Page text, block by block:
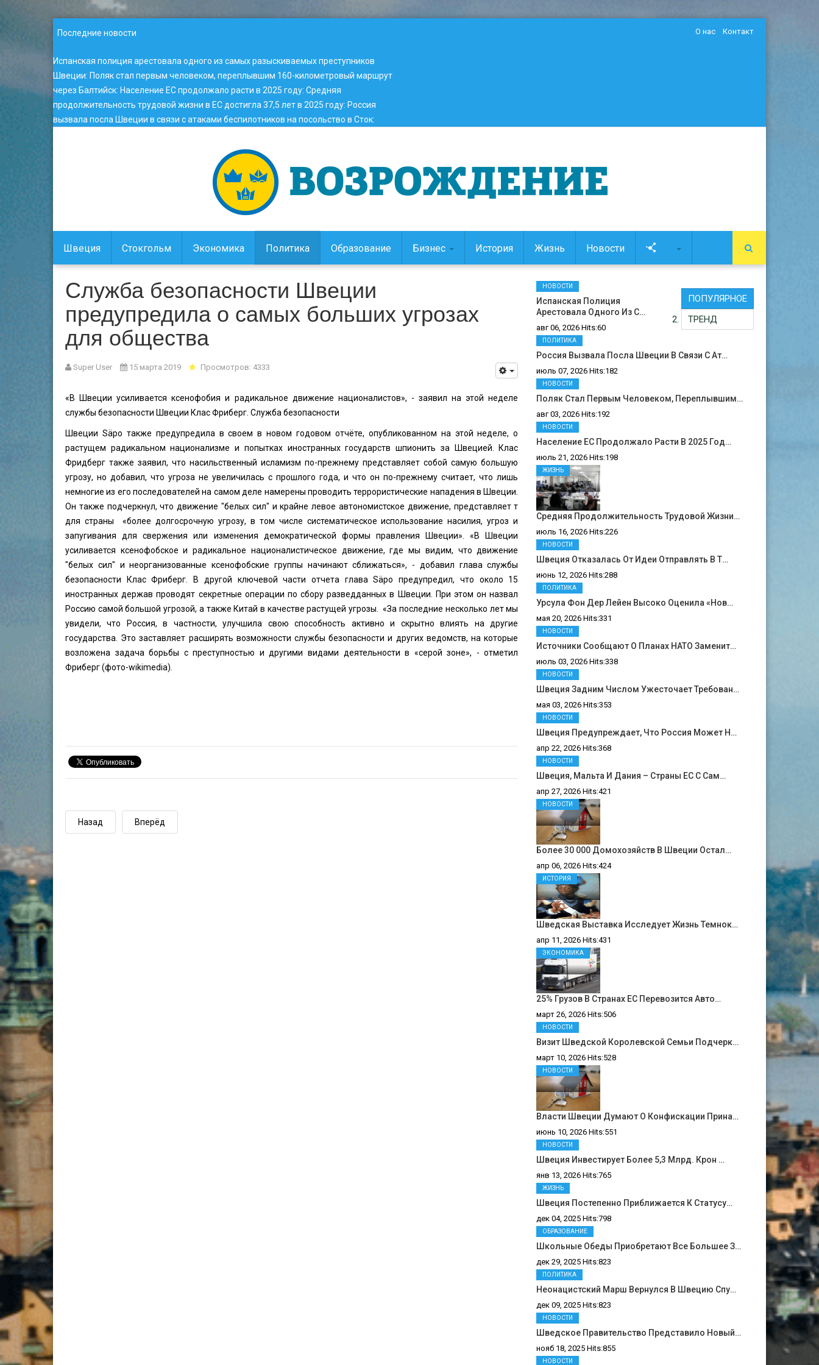
Последние новости
Испанская полиция арестовала одного из самых разыскиваемых преступников
Швеции: Поляк стал первым человеком, переплывшим 160-километровый маршрут
через Балтийск: Население ЕС продолжало расти в 2025 году: Средняя
продолжительность трудовой жизни в ЕС достигла 37,5 лет в 2025 году: Россия
вызвала посла Швеции в связи с атаками беспилотников на посольство в Сток:
О нас Контакт
Швеция Стокгольм Экономика Политика Образование Бизнес История Жизнь Новости
Служба безопасности Швеции
предупредила о самых больших угрозах
для общества
Super User 15 марта 2019 Просмотров: 4333
«В Швеции усиливается ксенофобия и радикальное движение националистов», - заявил на этой неделе
службы безопасности Швеции Клас Фриберг. Служба безопасности
Швеции Säpo также предупредила в своем в новом годовом отчёте, опубликованном на этой неделе, о
растущем радикальном национализме и попытках иностранных государств шпионить за Швецией. Клас
Фридберг также заявил, что насильственный исламизм по-прежнему представляет собой самую большую
угрозу, но добавил, что угроза не увеличилась с прошлого года, и что он по-прежнему считает, что лишь
немногие из его последователей на самом деле намерены проводить террористические нападения в Швеции.
Он также подчеркнул, что движение "белых сил" и крайне левое автономистское движение, представляет т
для страны «более долгосрочную угрозу, в том числе систематическое использование насилия, угроз и
запугивания для свержения или изменения демократической формы правления Швеции». «В Швеции
усиливается ксенофобское и радикальное националистическое движение, где мы видим, что движение
"белых сил" и неорганизованные ксенофобские группы начинают сближаться», - добавил глава службы
безопасности Клас Фриберг. В другой ключевой части отчета глава Säpo предупредил, что около 15
иностранных держав проводят секретные операции по сбору разведданных в Швеции. При этом он назвал
Россию самой большой угрозой, а также Китай в качестве растущей угрозы. «За последние несколько лет мы
увидели, что Россия, в частности, улучшила свою способность активно и скрытно влиять на другие
государства. Это заставляет расширять возможности службы безопасности и других ведомств, на которые
возложена задача борьбы с преступностью и другими видами деятельности в «серой зоне», - отметил
Фриберг (фото-wikimedia).
Назад Вперёд
ПОПУЛЯРНОЕ
ТРЕНД
Испанская Полиция
Арестовала Одного Из С…
авг 06, 2026 Hits:60
НОВОСТИ
Россия Вызвала Посла Швеции В Связи С Ат…
июль 07, 2026 Hits:182
ПОЛИТИКА
Поляк Стал Первым Человеком, Переплывшим…
авг 03, 2026 Hits:192
НОВОСТИ
Население ЕС Продолжало Расти В 2025 Год…
июль 21, 2026 Hits:198
НОВОСТИ
Средняя Продолжительность Трудовой Жизни…
июль 16, 2026 Hits:226
ЖИЗНЬ
Швеция Отказалась От Идеи Отправлять В Т…
июнь 12, 2026 Hits:288
НОВОСТИ
Урсула Фон Дер Лейен Высоко Оценила «нов…
мая 20, 2026 Hits:331
ПОЛИТИКА
Источники Сообщают О Планах НАТО Заменит…
июль 03, 2026 Hits:338
НОВОСТИ
Швеция Задним Числом Ужесточает Требован…
мая 03, 2026 Hits:353
НОВОСТИ
Швеция Предупреждает, Что Россия Может Н…
апр 22, 2026 Hits:368
НОВОСТИ
Швеция, Мальта И Дания – Страны ЕС С Сам…
апр 27, 2026 Hits:421
НОВОСТИ
Более 30 000 Домохозяйств В Швеции Остал…
апр 06, 2026 Hits:424
НОВОСТИ
Шведская Выставка Исследует Жизнь Темнок…
апр 11, 2026 Hits:431
ИСТОРИЯ
25% Грузов В Странах ЕС Перевозится Авто…
март 26, 2026 Hits:506
ЭКОНОМИКА
Визит Шведской Королевской Семьи Подчерк…
март 10, 2026 Hits:528
НОВОСТИ
Власти Швеции Думают О Конфискации Прина…
июнь 10, 2026 Hits:551
НОВОСТИ
Швеция Инвестирует Более 5,3 Млрд. Крон …
янв 13, 2026 Hits:765
НОВОСТИ
Швеция Постепенно Приближается К Статусу…
дек 04, 2025 Hits:798
ЖИЗНЬ
Школьные Обеды Приобретают Все Большее З…
дек 29, 2025 Hits:823
ОБРАЗОВАНИЕ
Неонацистский Марш Вернулся В Швецию Спу…
дек 09, 2025 Hits:823
ПОЛИТИКА
Шведское Правительство Представило Новый…
нояб 18, 2025 Hits:855
НОВОСТИ
НОВОСТИ